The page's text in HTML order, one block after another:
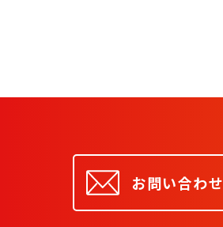
お問い合わせ